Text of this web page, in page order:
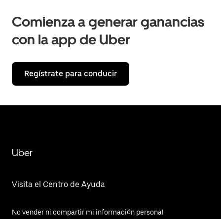
Comienza a generar ganancias
con la app de Uber
Regístrate para conducir
Uber
Visita el Centro de Ayuda
No vender ni compartir mi información personal